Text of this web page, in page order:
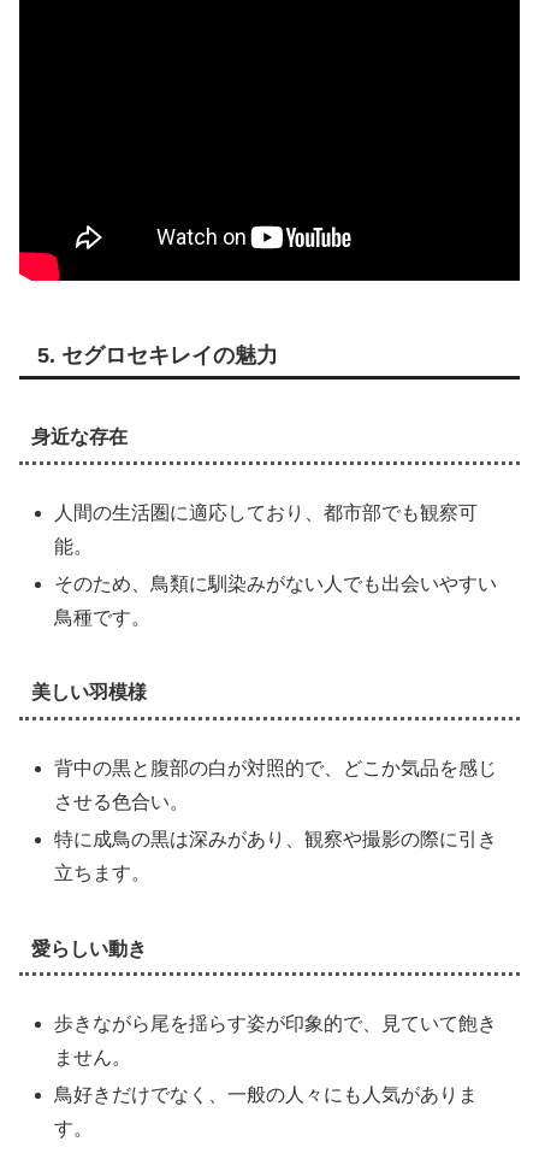
5. セグロセキレイの魅力
身近な存在
人間の生活圏に適応しており、都市部でも観察可
能。
そのため、鳥類に馴染みがない人でも出会いやすい
鳥種です。
美しい羽模様
背中の黒と腹部の白が対照的で、どこか気品を感じ
させる色合い。
特に成鳥の黒は深みがあり、観察や撮影の際に引き
立ちます。
愛らしい動き
歩きながら尾を揺らす姿が印象的で、見ていて飽き
ません。
鳥好きだけでなく、一般の人々にも人気がありま
す。